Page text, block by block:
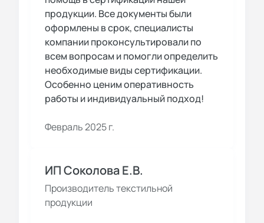
продукции. Все документы были
оформлены в срок, специалисты
компании проконсультировали по
всем вопросам и помогли определить
необходимые виды сертификации.
Особенно ценим оперативность
работы и индивидуальный подход!
Февраль 2025 г.
ИП Соколова Е.В.
Производитель текстильной
продукции